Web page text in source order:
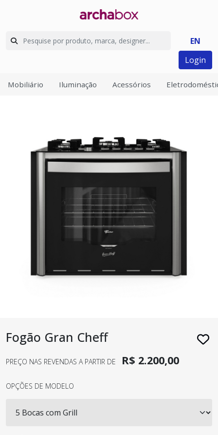
EN
Login
Mobiliário Iluminação Acessórios
Fogão Gran Cheff
PREÇO NAS REVENDAS A PARTIR DE R$ 2.200,00
OPÇÕES DE MODELO